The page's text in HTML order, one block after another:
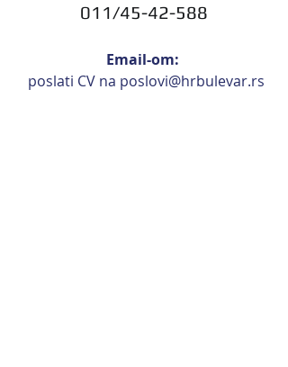
011/45-42-588
Email-om:
poslati CV na poslovi@hrbulevar.rs